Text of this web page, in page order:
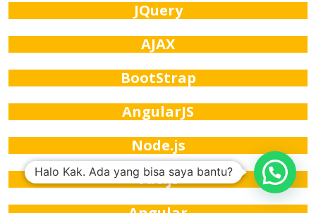
JQuery
AJAX
BootStrap
AngularJS
Node.js
Vue.js
Halo Kak. Ada yang bisa saya bantu?